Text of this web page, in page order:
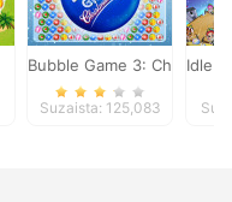
Bubble Game 3: Christmas
Suzaista: 125,083
Idle